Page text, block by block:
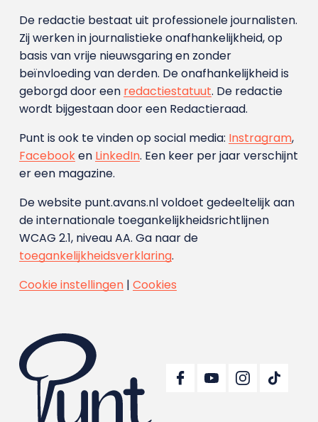
De redactie bestaat uit professionele journalisten.
Zij werken in journalistieke onafhankelijkheid, op
basis van vrije nieuwsgaring en zonder
beïnvloeding van derden. De onafhankelijkheid is
geborgd door een redactiestatuut. De redactie
wordt bijgestaan door een Redactieraad.
Punt is ook te vinden op social media: Instragram,
Facebooken LinkedIn. Een keer per jaar verschijnt
er een magazine.
De website punt.avans.nl voldoet gedeeltelijk aan
de internationale toegankelijkheidsrichtlijnen
WCAG 2.1, niveau AA. Ga naar de
toegankelijkheidsverklaring.
Cookie instellingen| Cookies